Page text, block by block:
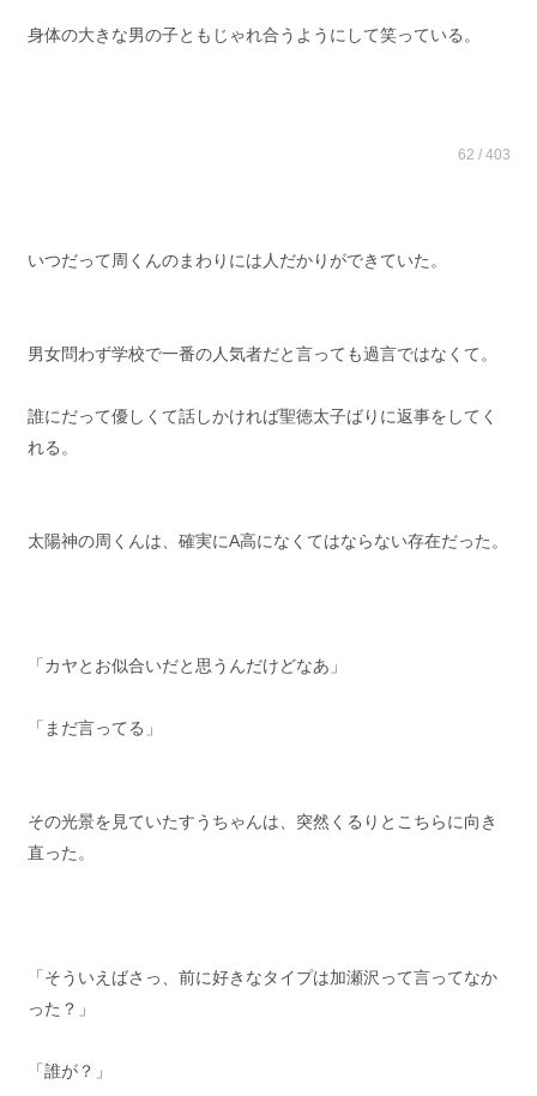
身体の大きな男の子ともじゃれ合うようにして笑っている。
62 / 403
いつだって周くんのまわりには人だかりができていた。
男女問わず学校で一番の人気者だと言っても過言ではなくて。
誰にだって優しくて話しかければ聖徳太子ばりに返事をしてく
れる。
太陽神の周くんは、確実にA高になくてはならない存在だった。
「カヤとお似合いだと思うんだけどなあ」
「まだ言ってる」
その光景を見ていたすうちゃんは、突然くるりとこちらに向き
直った。
「そういえばさっ、前に好きなタイプは加瀬沢って言ってなか
った？」
「誰が？」